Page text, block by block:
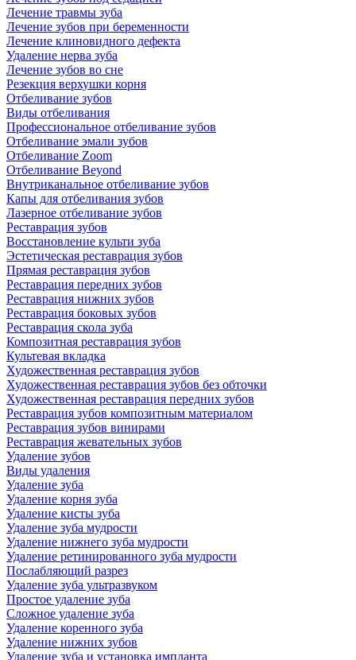
Лечение травмы зуба
Лечение зубов при беременности
Лечение клиновидного дефекта
Удаление нерва зуба
Лечение зубов во сне
Резекция верхушки корня
Отбеливание зубов
Виды отбеливания
Профессиональное отбеливание зубов
Отбеливание эмали зубов
Отбеливание Zoom
Отбеливание Beyond
Внутриканальное отбеливание зубов
Капы для отбеливания зубов
Лазерное отбеливание зубов
Реставрация зубов
Восстановление культи зуба
Эстетическая реставрация зубов
Прямая реставрация зубов
Реставрация передних зубов
Реставрация нижних зубов
Реставрация боковых зубов
Реставрация скола зуба
Композитная реставрация зубов
Культевая вкладка
Художественная реставрация зубов
Художественная реставрация зубов без обточки
Художественная реставрация передних зубов
Реставрация зубов композитным материалом
Реставрация зубов винирами
Реставрация жевательных зубов
Удаление зубов
Виды удаления
Удаление зуба
Удаление корня зуба
Удаление кисты зуба
Удаление зуба мудрости
Удаление нижнего зуба мудрости
Удаление ретинированного зуба мудрости
Послабляющий разрез
Удаление зуба ультразвуком
Простое удаление зуба
Сложное удаление зуба
Удаление коренного зуба
Удаление нижних зубов
Удаление зуба и установка импланта